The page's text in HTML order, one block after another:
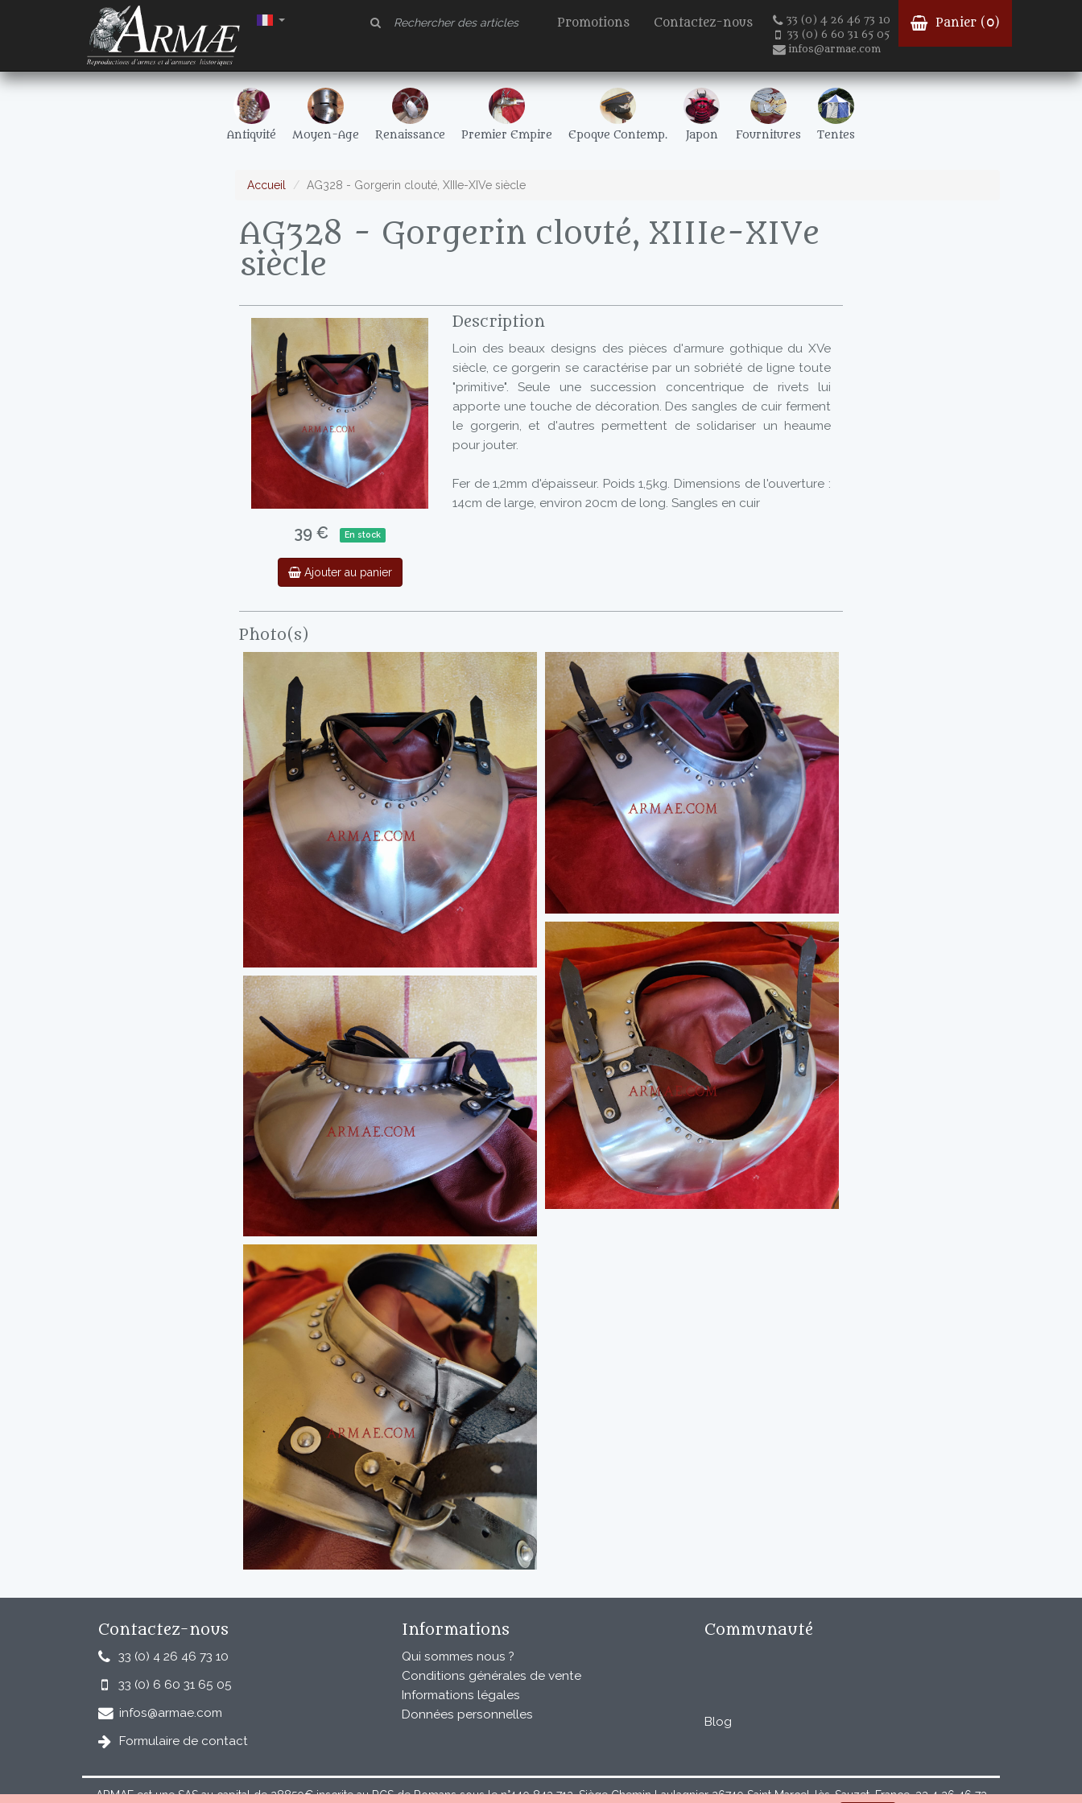
Promotions Contactez-nous
33 (0) 4 26 46 73 10
33 (0) 6 60 31 65 05
infos@armae.com
Panier ( 0)
Antiquité Moyen-Age Renaissance Premier Empire Epoque Contemp. Japon Fournitures Tentes
Accueil AG328 - Gorgerin clouté, XIIIe-XIVe siècle
AG328 - Gorgerin clouté, XIIIe-XIVe
siècle
39 € En stock
Ajouter au panier
Description
Loin des beaux designs des pièces d'armure gothique du XVe
siècle, ce gorgerin se caractérise par un sobriété de ligne toute
"primitive". Seule une succession concentrique de rivets lui
apporte une touche de décoration. Des sangles de cuir ferment
le gorgerin, et d'autres permettent de solidariser un heaume
pour jouter.
Fer de 1,2mm d'épaisseur. Poids 1,5kg. Dimensions de l'ouverture :
14cm de large, environ 20cm de long. Sangles en cuir
Photo(s)
Contactez-nous
33 (0) 4 26 46 73 10
33 (0) 6 60 31 65 05
infos@armae.com
Formulaire de contact
Informations
Qui sommes nous ?
Conditions générales de vente
Informations légales
Données personnelles
Communauté
Blog
ARMAE est une SAS au capital de 28850€ inscrite au RCS de Romans sous le n°440 843 712. Siège Chemin Laulagnier 26740 Saint Marcel-lès-Sauzet, France, 33 4 26 46 73